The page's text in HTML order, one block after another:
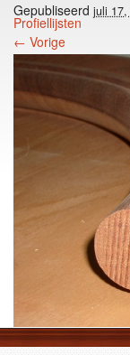
Gepubliseerd juli 17,
Profiellijsten
Foto menu
← Vorige